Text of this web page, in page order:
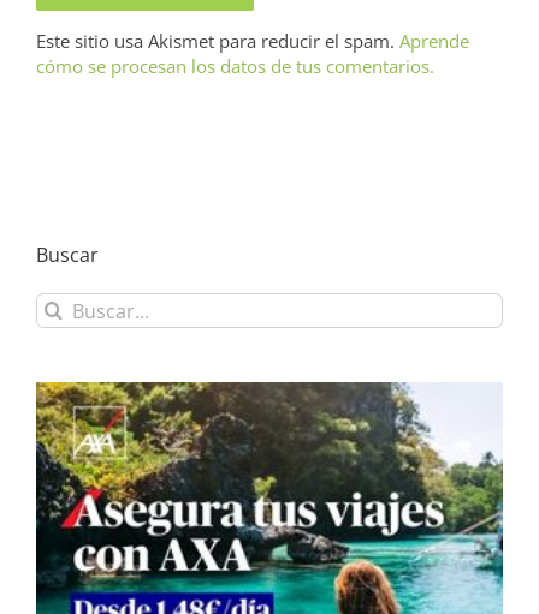
Este sitio usa Akismet para reducir el spam. Aprende
cómo se procesan los datos de tus comentarios.
Buscar
Buscar: